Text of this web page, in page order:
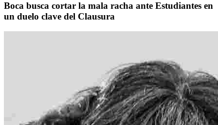
Boca busca cortar la mala racha ante Estudiantes en
un duelo clave del Clausura